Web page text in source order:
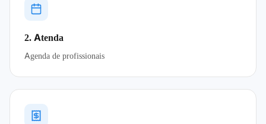
2. Atenda
Agenda de profissionais